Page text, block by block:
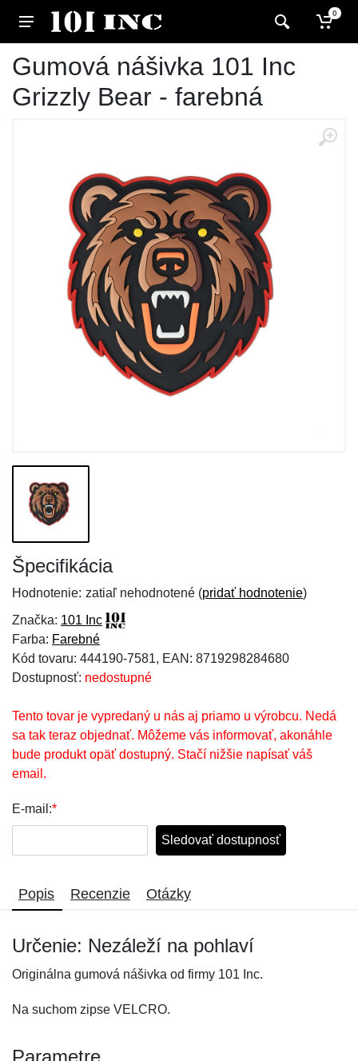
0
Gumová nášivka 101 Inc
Grizzly Bear - farebná
Špecifikácia
Hodnotenie: zatiaľ nehodnotené (pridať hodnotenie)
Značka: 101 Inc
Farba: Farebné
Kód tovaru: 444190-7581, EAN: 8719298284680
Dostupnosť: nedostupné
Tento tovar je vypredaný u nás aj priamo u výrobcu. Nedá
sa tak teraz objednať. Môžeme vás informovať, akonáhle
bude produkt opäť dostupný. Stačí nižšie napísať váš
email.
E-mail:*
Sledovať dostupnosť
Popis Recenzie Otázky
Určenie: Nezáleží na pohlaví
Originálna gumová nášivka od firmy 101 Inc.
Na suchom zipse VELCRO.
Parametre